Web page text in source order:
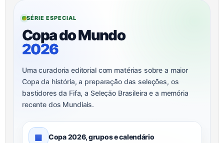
SÉRIE ESPECIAL
Copa do Mundo
2026
Uma curadoria editorial com matérias sobre a maior
Copa da história, a preparação das seleções, os
bastidores da Fifa, a Seleção Brasileira e a memória
recente dos Mundiais.
▦ Copa 2026, grupos e calendário